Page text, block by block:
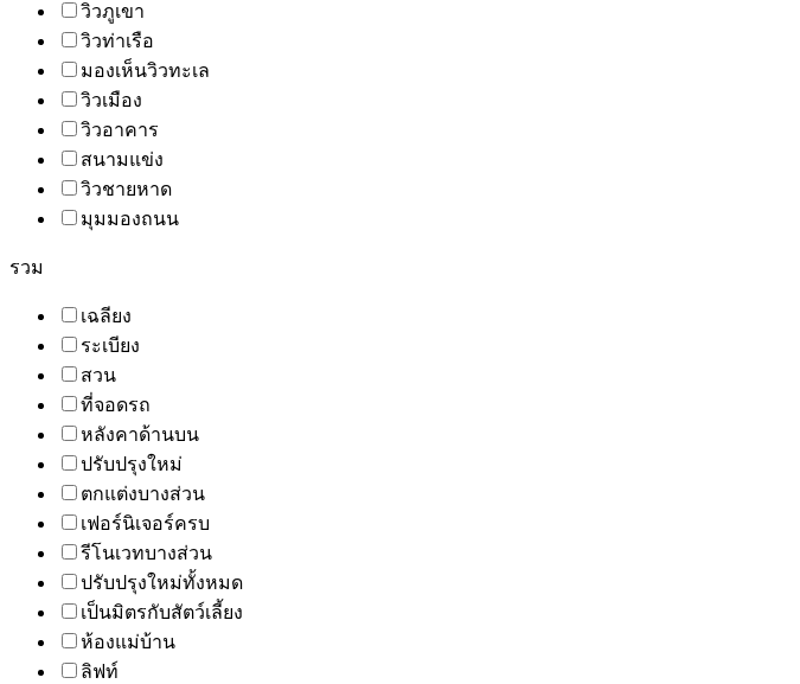
วิวภูเขา
วิวท่าเรือ
มองเห็นวิวทะเล
วิวเมือง
วิวอาคาร
สนามแข่ง
วิวชายหาด
มุมมองถนน
รวม
เฉลียง
ระเบียง
สวน
ที่จอดรถ
หลังคาด้านบน
ปรับปรุงใหม่
ตกแต่งบางส่วน
เฟอร์นิเจอร์ครบ
รีโนเวทบางส่วน
ปรับปรุงใหม่ทั้งหมด
เป็นมิตรกับสัตว์เลี้ยง
ห้องแม่บ้าน
ลิฟท์